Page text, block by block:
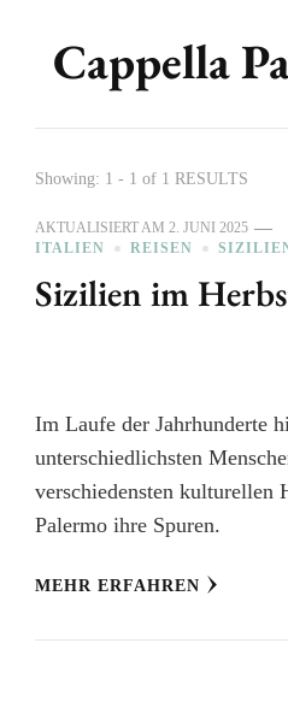
Cappella
Showing: 1 - 1 of 1 RESULTS
AKTUALISIERT AM 2. JUNI 2025
ITALIEN
REISEN
Sizilien im
Im Laufe der Jahrhunderte
unterschiedlichsten
verschiedensten kulturellen
Palermo ihre Spuren.
MEHR ERFAHREN